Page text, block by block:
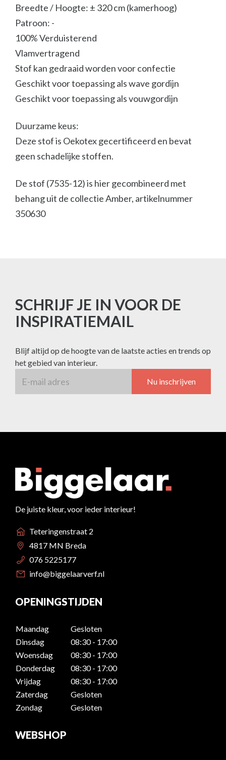
Breedte / Hoogte: ± 320 cm (kamerhoog)
Patroon: -
100% Verduisterend
Vlamvertragend
Stof kan gedraaid worden voor confectie
Geschikt voor toepassing als wave gordijn
Geschikt voor toepassing als vouwgordijn
Duurzame keus:
Deze stof is Oekotex gecertificeerd en bevat
geen schadelijke stoffen.
De stof (7535-12) is hier gecombineerd met
behang uit de collectie Amber, artikelnummer
350630
SCHRIJF JE IN VOOR DE
INSPIRATIEMAIL
Blijf altijd op de hoogte van de laatste acties en trends op
het gebied van interieur.
Nu inschrijven
De juiste kleur, voor ieder interieur!
Teteringenstraat 2
4817 MN Breda
076 5225177
info@biggelaarverf.nl
OPENINGSTIJDEN
Maandag
Gesloten
Dinsdag
08:30 - 17:00
Woensdag
08:30 - 17:00
Donderdag
08:30 - 17:00
Vrijdag
08:30 - 17:00
Zaterdag
Gesloten
Zondag
Gesloten
WEBSHOP